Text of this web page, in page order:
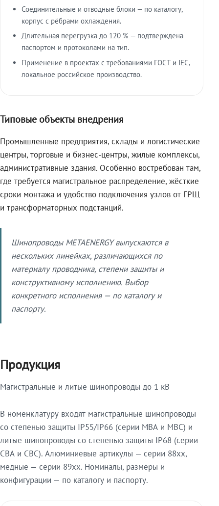
Соединительные и отводные блоки — по каталогу,
корпус с рёбрами охлаждения.
Длительная перегрузка до 120 % — подтверждена
паспортом и протоколами на тип.
Применение в проектах с требованиями ГОСТ и IEC,
локальное российское производство.
Типовые объекты внедрения
Промышленные предприятия, склады и логистические
центры, торговые и бизнес-центры, жилые комплексы,
административные здания. Особенно востребован там,
где требуется магистральное распределение, жёсткие
сроки монтажа и удобство подключения узлов от ГРЩ
и трансформаторных подстанций.
Шинопроводы METAENERGY выпускаются в
нескольких линейках, различающихся по
материалу проводника, степени защиты и
конструктивному исполнению. Выбор
конкретного исполнения — по каталогу и
паспорту.
Продукция
Магистральные и литые шинопроводы до 1 кВ
В номенклатуру входят магистральные шинопроводы
со степенью защиты IP55/IP66 (серии МВА и МВС) и
литые шинопроводы со степенью защиты IP68 (серии
СВА и СВС). Алюминиевые артикулы — серии 88xx,
медные — серии 89xx. Номиналы, размеры и
конфигурации — по каталогу и паспорту.